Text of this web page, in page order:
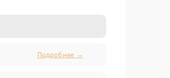
Подробнее →